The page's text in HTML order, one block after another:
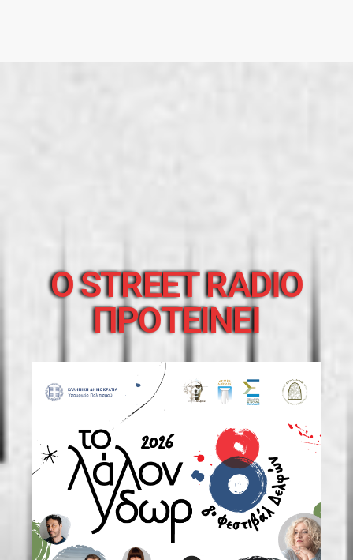
O STREET RADIO
ΠΡΟΤΕΙΝΕΙ